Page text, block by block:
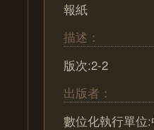
報紙
描述：
版次:2-2
出版者：
數位化執行單位